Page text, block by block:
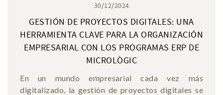
30/12/2024
GESTIÓN DE PROYECTOS DIGITALES: UNA
HERRAMIENTA CLAVE PARA LA ORGANIZACIÓN
EMPRESARIAL CON LOS PROGRAMAS ERP DE
MICROLÒGIC
En un mundo empresarial cada vez más
digitalizado, la gestión de proyectos digitales se